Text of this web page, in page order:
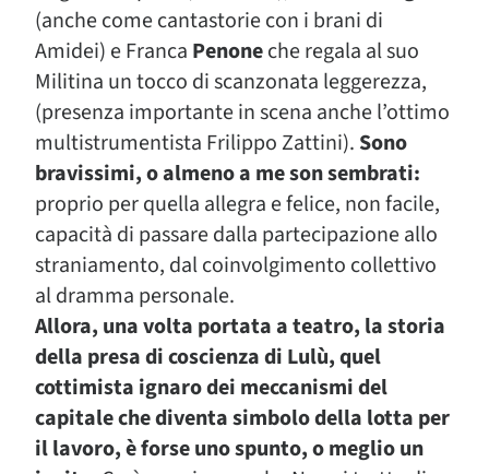
(anche come cantastorie con i brani di
Amidei) e Franca Penoneche regala al suo
Militina un tocco di scanzonata leggerezza,
(presenza importante in scena anche l’ottimo
multistrumentista Frilippo Zattini). Sono
bravissimi, o almeno a me son sembrati:
proprio per quella allegra e felice, non facile,
capacità di passare dalla partecipazione allo
straniamento, dal coinvolgimento collettivo
al dramma personale.
Allora, una volta portata a teatro, la storia
della presa di coscienza di Lulù, quel
cottimista ignaro dei meccanismi del
capitale che diventa simbolo della lotta per
il lavoro, è forse uno spunto, o meglio un